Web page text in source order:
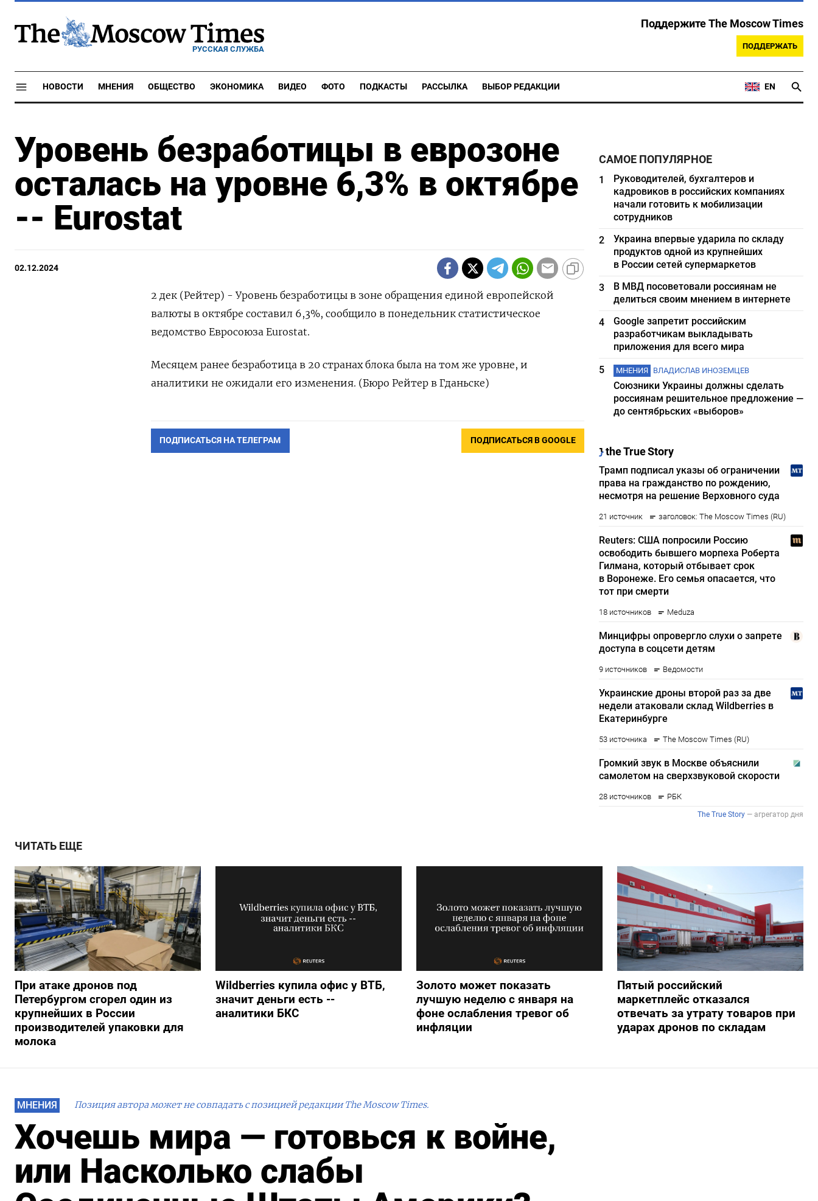
РУССКАЯ СЛУЖБА
Поддержите The Moscow Times
ПОДДЕРЖАТЬ
НОВОСТИ МНЕНИЯ ОБЩЕСТВО ЭКОНОМИКА ВИДЕО ФОТО ПОДКАСТЫ РАССЫЛКА ВЫБОР РЕДАКЦИИ EN
Уровень безработицы в еврозоне
осталась на уровне 6,3% в октябре
-- Eurostat
02.12.2024
2 дек (Рейтер) - Уровень безработицы в зоне обращения единой европейской
валюты в октябре составил 6,3%, сообщило в понедельник статистическое
ведомство Евросоюза Eurostat.
Месяцем ранее безработица в 20 странах блока была на том же уровне, и
аналитики не ожидали его изменения. (Бюро Рейтер в Гданьске)
ПОДПИСАТЬСЯ НА ТЕЛЕГРАМ ПОДПИСАТЬСЯ В GOOGLE
САМОЕ ПОПУЛЯРНОЕ
1
Руководителей, бухгалтеров и
кадровиков в российских компаниях
начали готовить к мобилизации
сотрудников
2
Украина впервые ударила по складу
продуктов одной из крупнейших
в России сетей супермаркетов
3
В МВД посоветовали россиянам не
делиться своим мнением в интернете
4
Google запретит российским
разработчикам выкладывать
приложения для всего мира
5
МНЕНИЯ ВЛАДИСЛАВ ИНОЗЕМЦЕВ
Союзники Украины должны сделать
россиянам решительное предложение —
до сентябрьских «выборов»
ЧИТАТЬ ЕЩЕ
При атаке дронов под
Петербургом сгорел один из
крупнейших в России
производителей упаковки для
молока
Wildberries купила офис у ВТБ,
значит деньги есть --
аналитики БКС
Золото может показать
лучшую неделю с января на
фоне ослабления тревог об
инфляции
Пятый российский
маркетплейс отказался
отвечать за утрату товаров при
ударах дронов по складам
МНЕНИЯ Позиция автора может не совпадать с позицией редакции The Moscow Times.
Хочешь мира — готовься к войне,
или Насколько слабы